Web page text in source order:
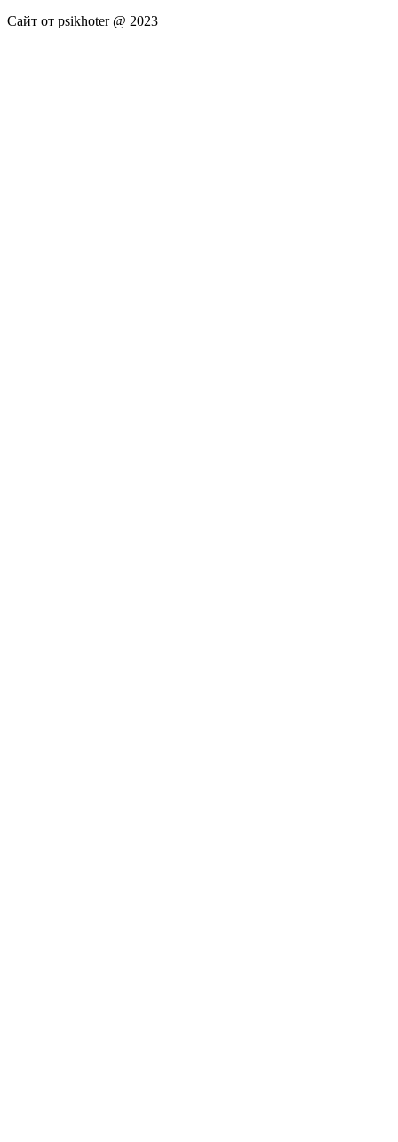
Сайт от psikhoter @ 2023